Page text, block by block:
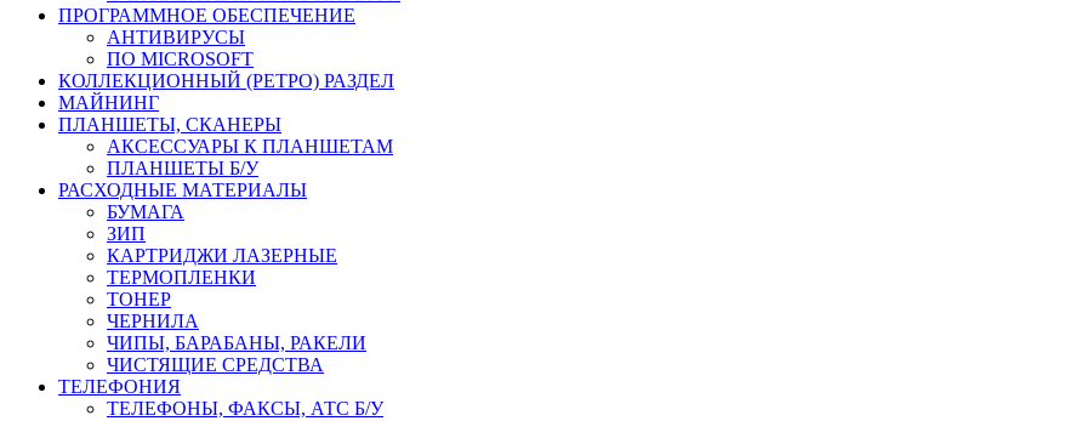
ПРОГРАММНОЕ ОБЕСПЕЧЕНИЕ
АНТИВИРУСЫ
ПО MICROSOFT
КОЛЛЕКЦИОННЫЙ (РЕТРО) РАЗДЕЛ
МАЙНИНГ
ПЛАНШЕТЫ, СКАНЕРЫ
АКСЕССУАРЫ К ПЛАНШЕТАМ
ПЛАНШЕТЫ Б/У
РАСХОДНЫЕ МАТЕРИАЛЫ
БУМАГА
ЗИП
КАРТРИДЖИ ЛАЗЕРНЫЕ
ТЕРМОПЛЕНКИ
ТОНЕР
ЧЕРНИЛА
ЧИПЫ, БАРАБАНЫ, РАКЕЛИ
ЧИСТЯЩИЕ СРЕДСТВА
ТЕЛЕФОНИЯ
ТЕЛЕФОНЫ, ФАКСЫ, АТС Б/У